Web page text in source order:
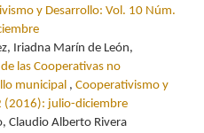
y Desarrollo: Vol. 10 Núm.
Iriadna Marín de León,
las Cooperativas no
municipal , Cooperativismo y
(2016): julio-diciembre
Claudio Alberto Rivera